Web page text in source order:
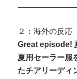
２：海外の反応
Great episode!
夏用セーラー服
たチアリーディ